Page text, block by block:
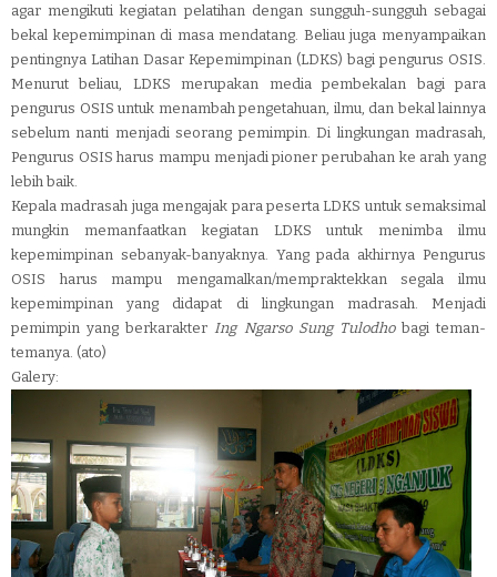
agar mengikuti kegiatan pelatihan dengan sungguh-sungguh sebagai
bekal kepemimpinan di masa mendatang. Beliau juga menyampaikan
pentingnya Latihan Dasar Kepemimpinan (LDKS) bagi pengurus OSIS
Menurut beliau, LDKS merupakan media pembekalan bagi para
pengurus OSIS untuk menambah pengetahuan, ilmu, dan bekal lainnya
sebelum nanti menjadi seorang pemimpin. Di lingkungan madrasah,
Pengurus OSIS harus mampu menjadi pioner perubahan ke arah yang
lebih baik.
Kepala madrasah juga mengajak para peserta LDKS untuk semaksimal
mungkin memanfaatkan kegiatan LDKS untuk menimba ilmu
kepemimpinan sebanyak-banyaknya. Yang pada akhirnya Pengurus
OSIS harus mampu mengamalkan/mempraktekkan segala ilmu
kepemimpinan yang didapat di lingkungan madrasah. Menjadi
pemimpin yang berkarakter Ing Ngarso Sung Tulodho bagi teman-
temanya. (ato)
Galery: